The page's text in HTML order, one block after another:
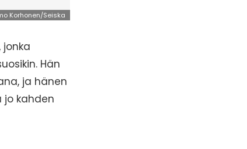
Korhonen/Seiska
Hän
ja hänen
kahden